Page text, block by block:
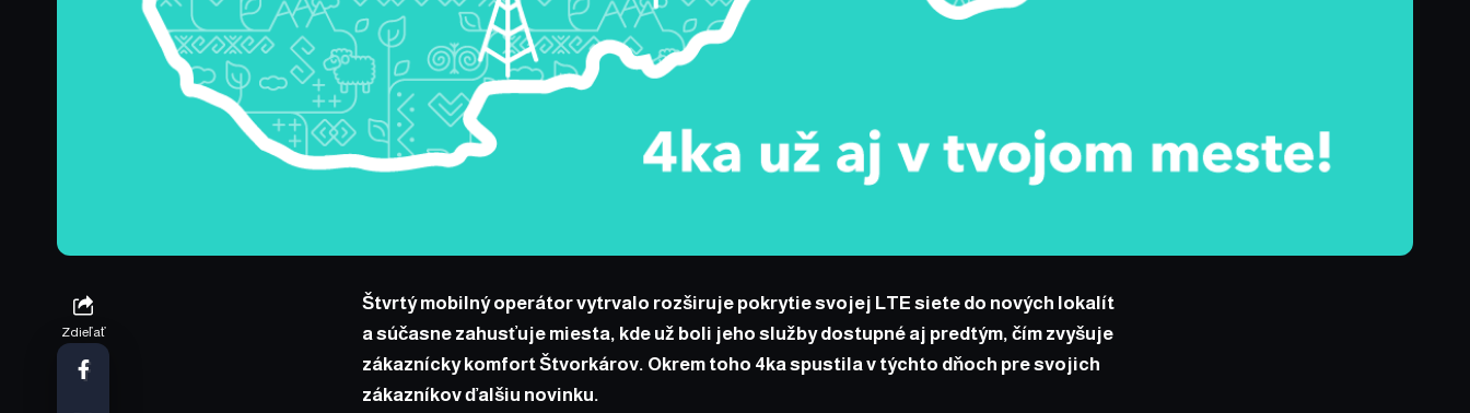
Zdieľať
Štvrtý mobilný operátor vytrvalo rozširuje pokrytie svojej LTE siete do nových lokalít
a súčasne zahusťuje miesta, kde už boli jeho služby dostupné aj predtým, čím zvyšuje
zákaznícky komfort Štvorkárov. Okrem toho 4ka spustila v týchto dňoch pre svojich
zákazníkov ďalšiu novinku.